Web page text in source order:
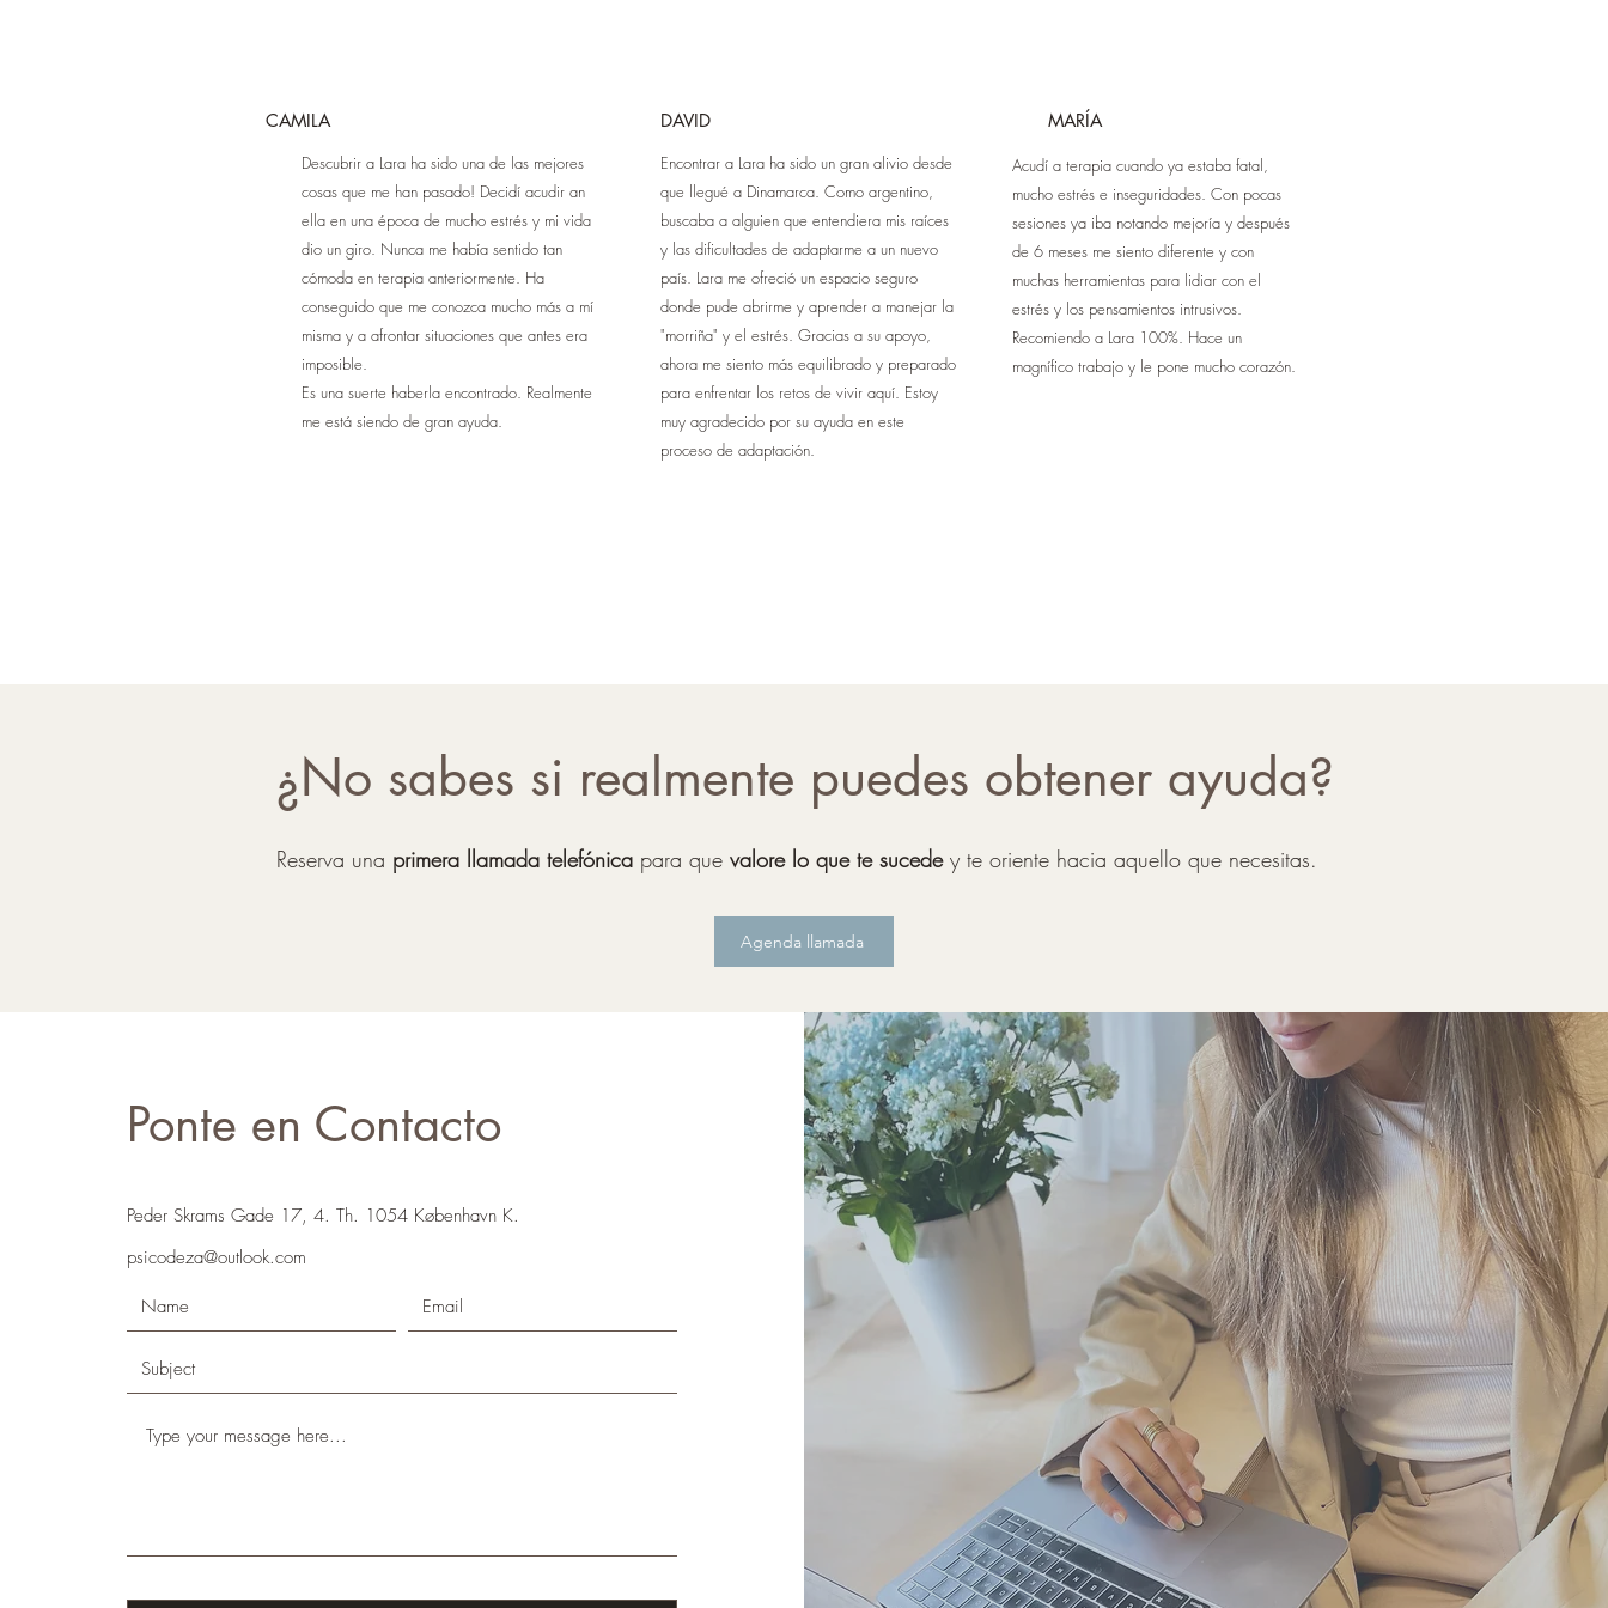
DAVID MARÍA
CAMILA
Descubrir a Lara ha sido una de las mejores
cosas que me han pasado! Decidí acudir an
ella en una época de mucho estrés y mi vida
dio un giro. Nunca me había sentido tan
cómoda en terapia anteriormente. Ha
conseguido que me conozca mucho más a mí
misma y a afrontar situaciones que antes era
imposible.
Es una suerte haberla encontrado. Realmente
me está siendo de gran ayuda.
Acudí a terapia cuando ya estaba fatal,
mucho estrés e inseguridades. Con pocas
sesiones ya iba notando mejoría y después
de 6 meses me siento diferente y con
muchas herramientas para lidiar con el
estrés y los pensamientos intrusivos.
Recomiendo a Lara 100%. Hace un
magnífico trabajo y le pone mucho corazón.
Encontrar a Lara ha sido un gran alivio desde
que llegué a Dinamarca. Como argentino,
buscaba a alguien que entendiera mis raíces
y las dificultades de adaptarme a un nuevo
país. Lara me ofreció un espacio seguro
donde pude abrirme y aprender a manejar la
"morriña" y el estrés. Gracias a su apoyo,
ahora me siento más equilibrado y preparado
para enfrentar los retos de vivir aquí. Estoy
muy agradecido por su ayuda en este
proceso de adaptación.
¿No sabes si realmente puedes obtener ayuda?
Reserva una primera llamada telefónicapara que valore lo que te sucedey te oriente hacia aquello que necesitas.
Agenda llamada
Ponte en Contacto
Peder Skrams Gade 17, 4. Th. 1054 København K.
psicodeza@outlook.com